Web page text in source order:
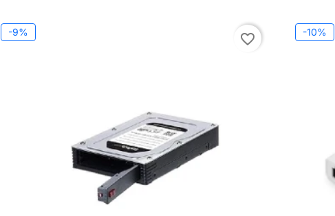
-9% favorite_border -10%